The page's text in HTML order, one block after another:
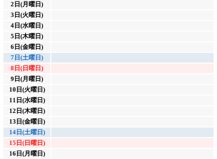
2日(月曜日)
3日(火曜日)
4日(水曜日)
5日(木曜日)
6日(金曜日)
7日(土曜日)
8日(日曜日)
9日(月曜日)
10日(火曜日)
11日(水曜日)
12日(木曜日)
13日(金曜日)
14日(土曜日)
15日(日曜日)
16日(月曜日)